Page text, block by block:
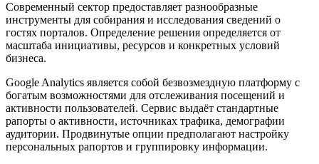
Современный сектор предоставляет разнообразные
инструменты для собирания и исследования сведений о
гостях порталов. Определение решения определяется от
масштаба инициативы, ресурсов и конкретных условий
бизнеса.
Google Analytics является собой безвозмездную платформу с
богатым возможностями для отслеживания посещений и
активности пользователей. Сервис выдаёт стандартные
рапорты о активности, источниках трафика, демографии
аудитории. Продвинутые опции предполагают настройку
персональных рапортов и группировку информации.